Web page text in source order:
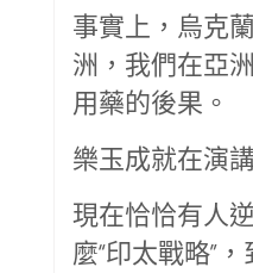
事實上，烏克
洲，我們在亞
用藥的後果。
樂玉成就在演
現在恰恰有人
麼“印太戰略”